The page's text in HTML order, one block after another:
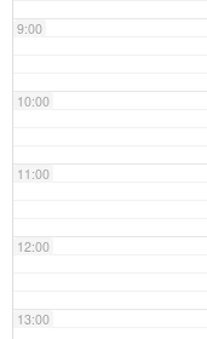
9:00
10:00
11:00
12:00
13:00